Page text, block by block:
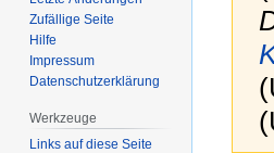
Zufällige Seite
Hilfe
Impressum
Datenschutzerklärung
Werkzeuge
Links auf diese Seite